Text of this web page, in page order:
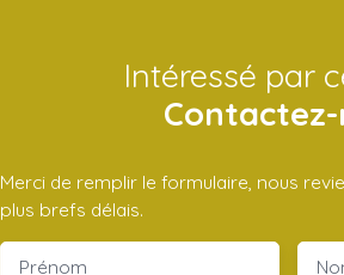
Intéressé par
Merci de remplir le formulaire, nous
plus brefs délais.
Prénom